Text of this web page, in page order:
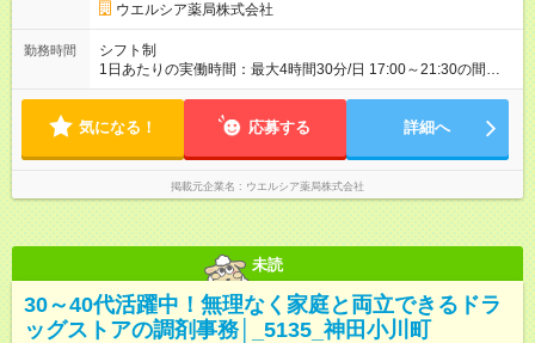
ウエルシア薬局株式会社
勤務時間
シフト制
1日あたりの実働時間：最大4時間30分/日 17:00～21:30の間で1
日4.5時間の勤務 ☆週3～4日の勤務 ※勤務曜日応相談 ☆未経
気になる！ 応募する 詳細へ
掲載元企業名 ウエルシア薬局株式会社
未読
30～40代活躍中！無理なく家庭と両立できるドラ
ッグストアの調剤事務│_5135_神田小川町